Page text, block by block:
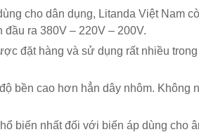
cho dân dụng, Litanda Việt Nam
đầu ra 380V – 220V – 200V.
đặt hàng và sử dụng rất nhiều
bền cao hơn hẳn dây nhôm.
biến nhất đối với biến áp dùng cho